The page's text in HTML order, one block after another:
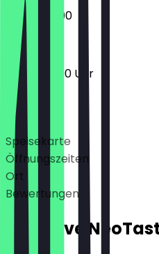
17:00 - 22:00
12:00 - 22:00 Uhr
Deals
Speisekarte
Öffnungszeiten
Ort
Bewertungen
Exklusive